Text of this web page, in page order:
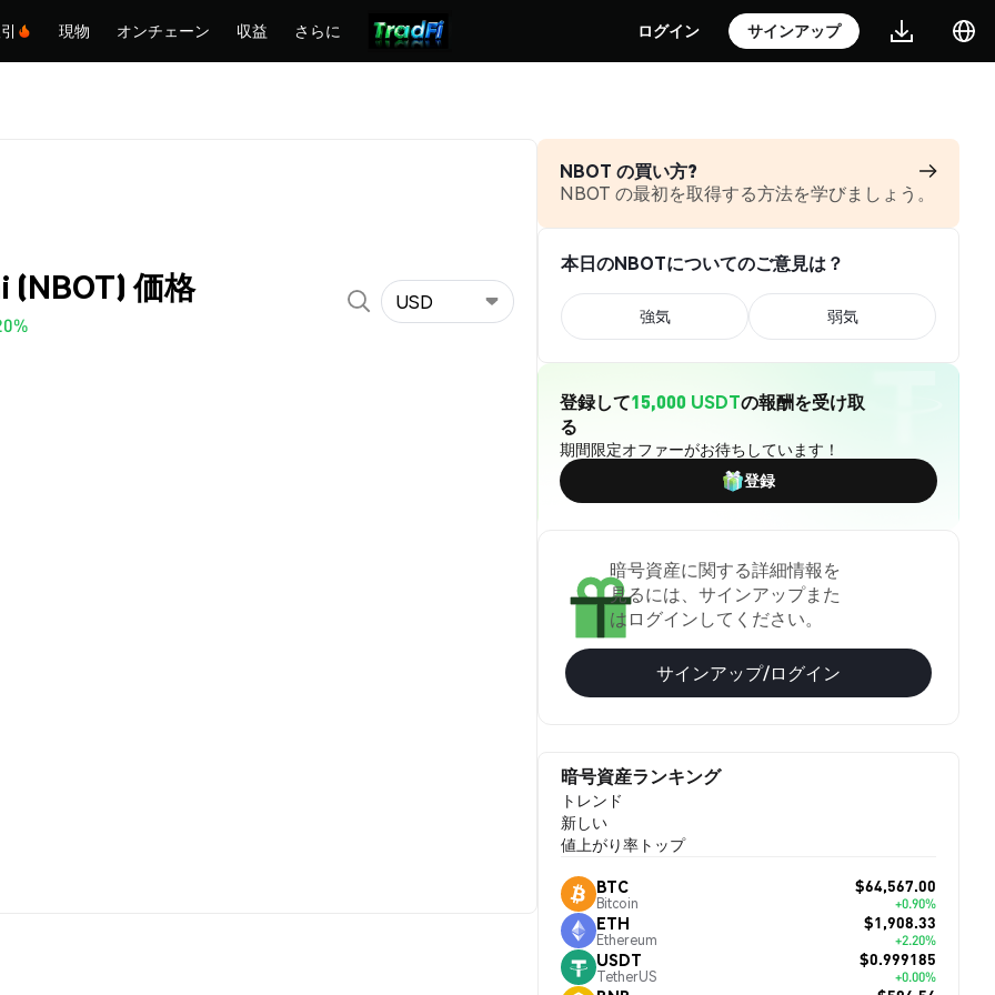
現物 オンチェーン 収益 さらに ログイン サインアップ
(NBOT) 価格 USD
NBOT の買い方?
NBOT の最初を取得する方法を学びましょう。
本日のNBOTについてのご意見は？
強気 弱気
登録して15,000 USDTの報酬を受け取
る
期間限定オファーがお待ちしています！
登録
暗号資産に関する詳細情報を
見るには、サインアップまた
はログインしてください。
サインアップ/ログイン
暗号資産ランキング
トレンド
新しい
値上がり率トップ
BTC
Bitcoin
$64,567.00
+0.90%
ETH
Ethereum
$1,908.33
+2.20%
USDT
TetherUS
$0.999185
+0.00%